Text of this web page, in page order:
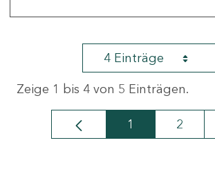
4 Einträge
Zeige 1 bis 4 von 5 Einträgen.
Seite
1 Seite
2